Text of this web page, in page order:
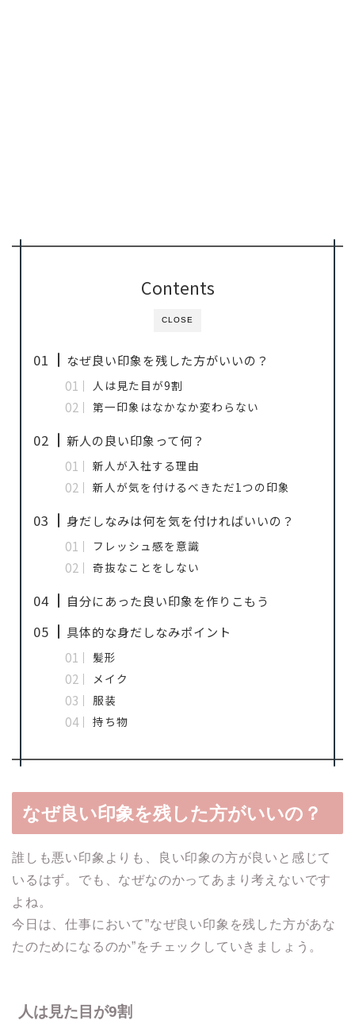
CLOSE
Contents
なぜ良い印象を残した方がいいの？
人は見た目が9割
第一印象はなかなか変わらない
新人の良い印象って何？
新人が入社する理由
新人が気を付けるべきただ1つの印象
身だしなみは何を気を付ければいいの？
フレッシュ感を意識
奇抜なことをしない
自分にあった良い印象を作りこもう
具体的な身だしなみポイント
髪形
メイク
服装
持ち物
なぜ良い印象を残した方がいいの？
誰しも悪い印象よりも、良い印象の方が良いと感じて
いるはず。でも、なぜなのかってあまり考えないです
よね。
今日は、仕事において”なぜ良い印象を残した方があな
たのためになるのか”をチェックしていきましょう。
人は見た目が9割